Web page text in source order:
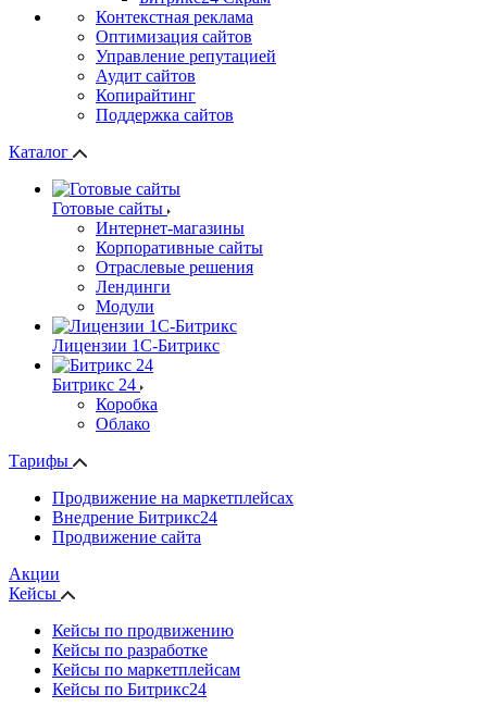
Контекстная реклама
Оптимизация сайтов
Управление репутацией
Аудит сайтов
Копирайтинг
Поддержка сайтов
Каталог
Готовые сайты
Интернет-магазины
Корпоративные сайты
Отраслевые решения
Лендинги
Модули
Лицензии 1С-Битрикс
Битрикс 24
Коробка
Облако
Тарифы
Продвижение на маркетплейсах
Внедрение Битрикс24
Продвижение сайта
Акции
Кейсы
Кейсы по продвижению
Кейсы по разработке
Кейсы по маркетплейсам
Кейсы по Битрикс24